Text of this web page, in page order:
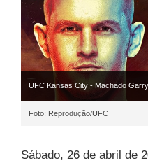
UFC Kansas City - Machado
Foto: Reprodução/UFC
Sábado, 26 de abril de